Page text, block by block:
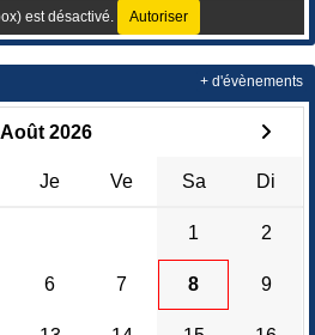
est désactivé. Autoriser
Août 2026
Je Ve Sa Di
1 2
6 7 8 9
+ d'évènements